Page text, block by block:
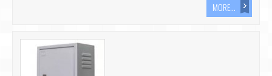
MORE...